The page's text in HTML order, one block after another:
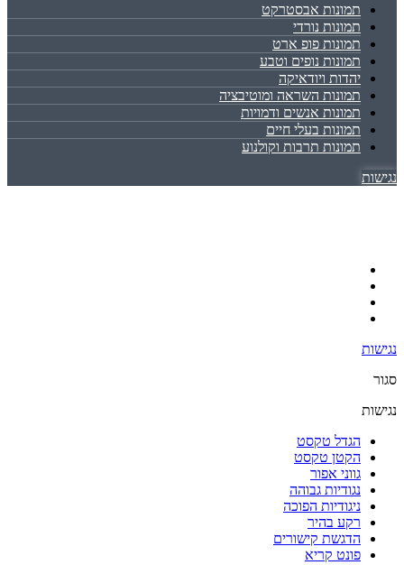
תמונות אבסטרקט
תמונות נורדי
תמונות פופ ארט
תמונות נופים וטבע
יהדות ויודאיקה
תמונות השראה ומוטיבציה
תמונות אנשים ודמויות
תמונות בעלי חיים
תמונות תרבות וקולנוע
נגישות
נגישות
סגור
נגישות
הגדל טקסט
הקטן טקסט
גווני אפור
נגודיות גבוהה
ניגודיות הפוכה
רקע בהיר
הדגשת קישורים
פונט קריא